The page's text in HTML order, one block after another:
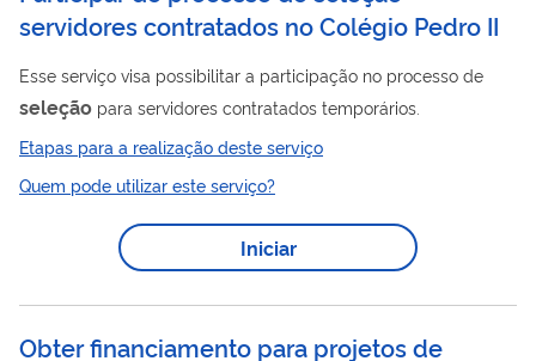
servidores contratados no Colégio Pedro II
Esse serviço visa possibilitar a participação no processo de
seleção para servidores contratados temporários.
Etapas para a realização deste serviço
Quem pode utilizar este serviço?
Iniciar
Obter financiamento para projetos de